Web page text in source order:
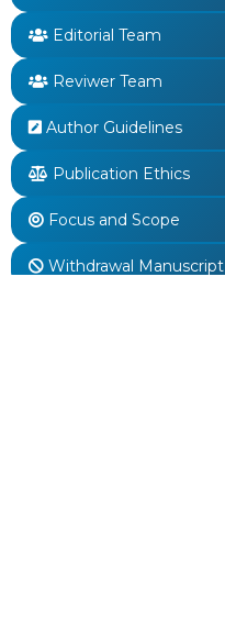
Editorial Team
Reviwer Team
Author Guidelines
Publication Ethics
Focus and Scope
Withdrawal Manuscript